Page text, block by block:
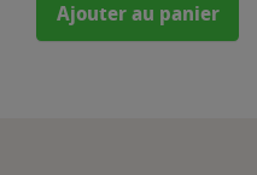
Ajouter au panier